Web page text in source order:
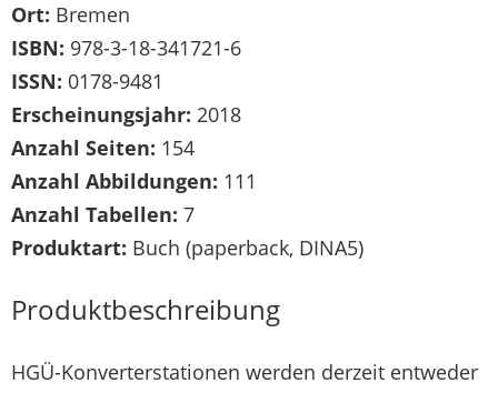
Ort: Bremen
ISBN: 978-3-18-341721-6
ISSN: 0178-9481
Erscheinungsjahr: 2018
Anzahl Seiten: 154
Anzahl Abbildungen: 111
Anzahl Tabellen: 7
Produktart: Buch (paperback, DINA5)
Produktbeschreibung
HGÜ-Konverterstationen werden derzeit entweder